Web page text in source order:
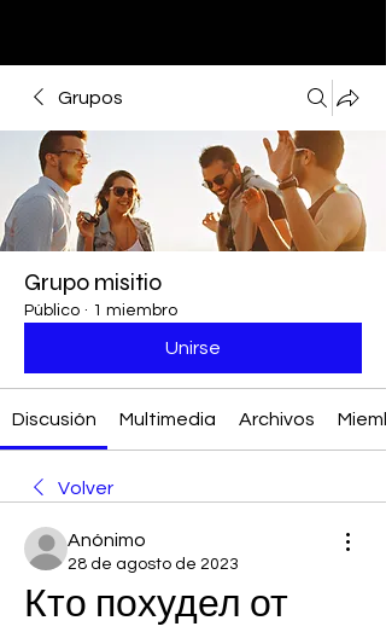
Grupos
Grupo misitio
Público · 1 miembro
Unirse
Discusión Multimedia Archivos
Volver
Anónimo
28 de agosto de 2023
Кто похудел от